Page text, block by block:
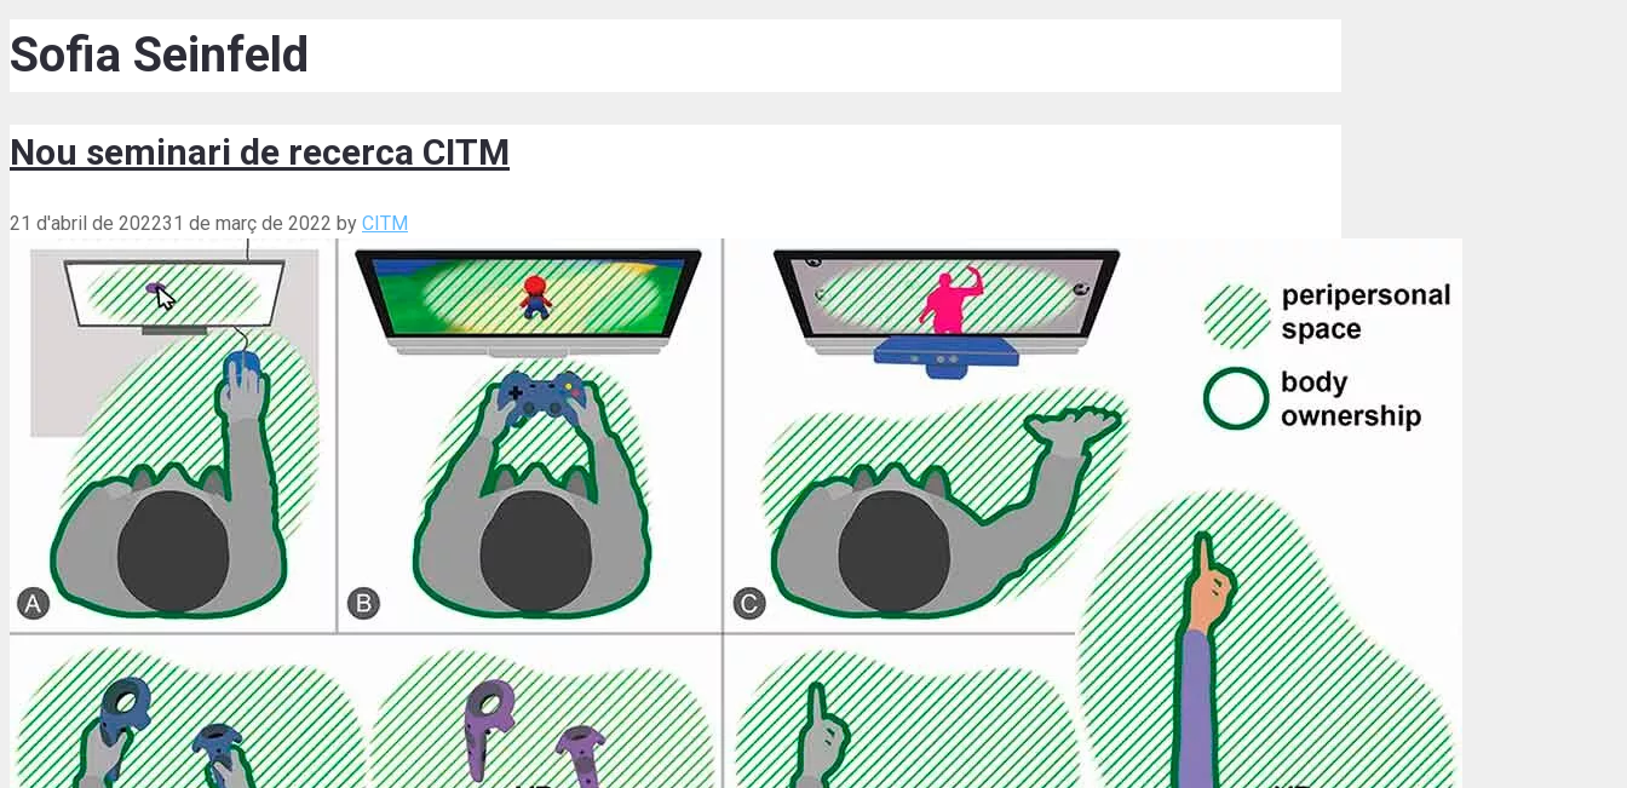
Sofia Seinfeld
Nou seminari de recerca CITM
21 d'abril de 202231 de març de 2022 by CITM